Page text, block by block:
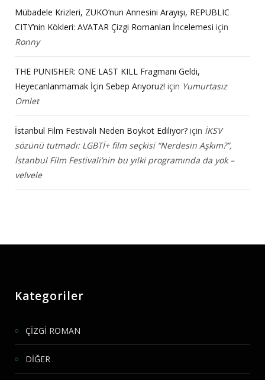
Mübadele Krizleri, ZUKO’nun Annesini Arayışı, REPUBLIC
CITY’nin Kökleri: AVATAR Çizgi Romanları İncelemesi için
Ronny
THE PUNISHER: ONE LAST KILL Fragmanı Geldi,
Heyecanlanmamak İçin Sebep Arıyoruz! için Yumurtasız
Omlet
İstanbul Film Festivali Neden Boykot Ediliyor? için İKSV
sözünü tutmadı: LGBTİ+ film seçkisi “Nerdesin Aşkım?”,
İstanbul Film Festivali’nin bu yılki programında da yok –
velvele
Kategoriler
ÇİZGİ ROMAN
DİĞER